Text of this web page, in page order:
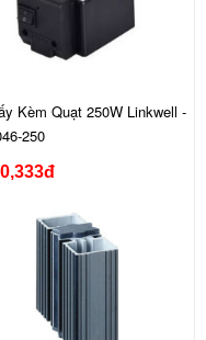
Kèm Quạt 250W Linkwell -
250